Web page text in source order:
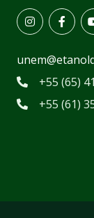
+55 (65)
+55 (61)